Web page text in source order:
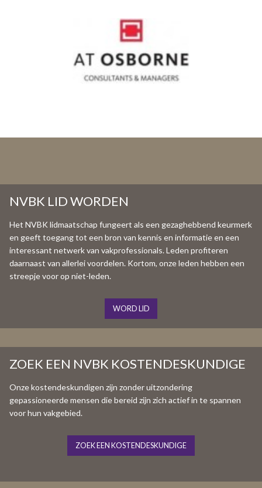
NVBK LID WORDEN
Het NVBK lidmaatschap fungeert als een gezaghebbend keurmerk
en geeft toegang tot een bron van kennis en informatie en een
interessant netwerk van vakprofessionals. Leden profiteren
daarnaast van allerlei voordelen. Kortom, onze leden hebben een
streepje voor op niet-leden.
WORD LID
ZOEK EEN NVBK KOSTENDESKUNDIGE
Onze kostendeskundigen zijn zonder uitzondering
gepassioneerde mensen die bereid zijn zich actief in te spannen
voor hun vakgebied.
ZOEK EEN KOSTENDESKUNDIGE